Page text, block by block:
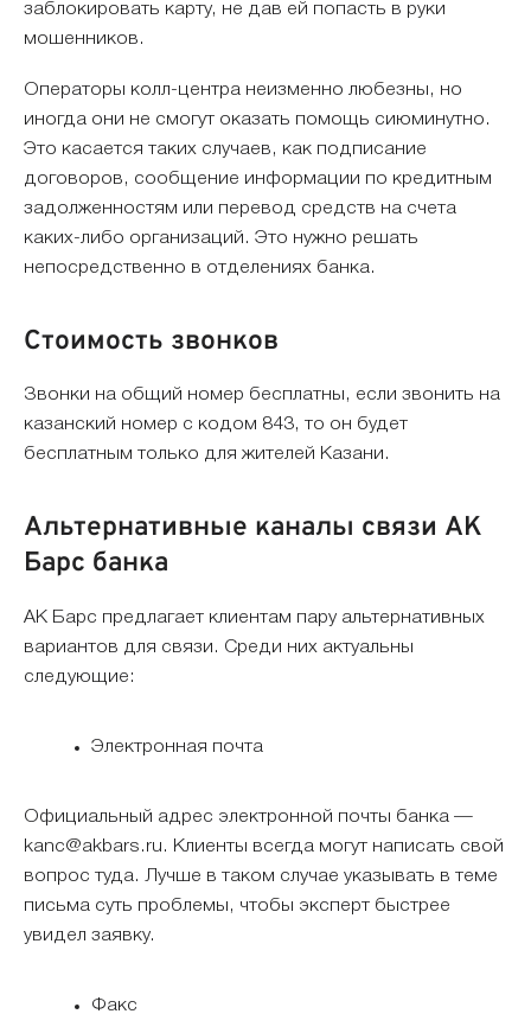
заблокировать карту, не дав ей попасть в руки
мошенников.
Операторы колл-центра неизменно любезны, но
иногда они не смогут оказать помощь сиюминутно.
Это касается таких случаев, как подписание
договоров, сообщение информации по кредитным
задолженностям или перевод средств на счета
каких-либо организаций. Это нужно решать
непосредственно в отделениях банка.
Стоимость звонков
Звонки на общий номер бесплатны, если звонить на
казанский номер с кодом 843, то он будет
бесплатным только для жителей Казани.
Альтернативные каналы связи АК
Барс банка
АК Барс предлагает клиентам пару альтернативных
вариантов для связи. Среди них актуальны
следующие:
Электронная почта
Официальный адрес электронной почты банка —
kanc@akbars.ru. Клиенты всегда могут написать свой
вопрос туда. Лучше в таком случае указывать в теме
письма суть проблемы, чтобы эксперт быстрее
увидел заявку.
Факс